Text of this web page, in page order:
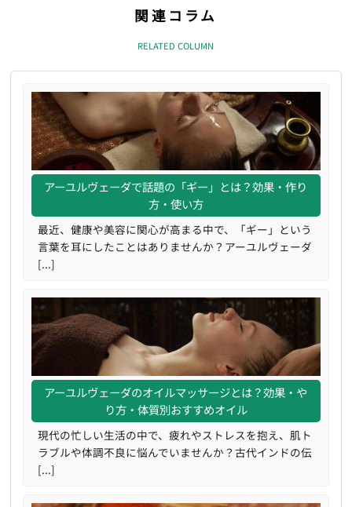
関連コラム
RELATED COLUMN
アーユルヴェーダで話題の「ギー」とは？効果・作り
方・使い方
最近、健康や美容に関心が高まる中で、「ギー」という
言葉を耳にしたことはありませんか？アーユルヴェーダ
[...]
アーユルヴェーダのオイルマッサージとは？効果・や
り方・体質別おすすめオイル
現代の忙しい生活の中で、疲れやストレスを抱え、肌ト
ラブルや体調不良に悩んでいませんか？古代インドの伝
[...]